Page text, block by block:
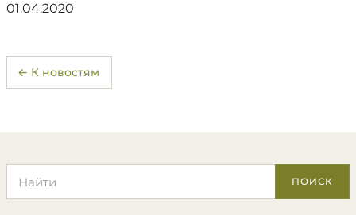
01.04.2020
← К новостям
ПОИСК